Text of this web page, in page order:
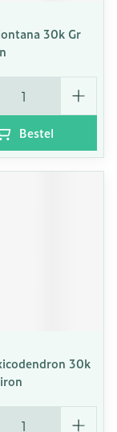
30k Gr
Bestel
30k